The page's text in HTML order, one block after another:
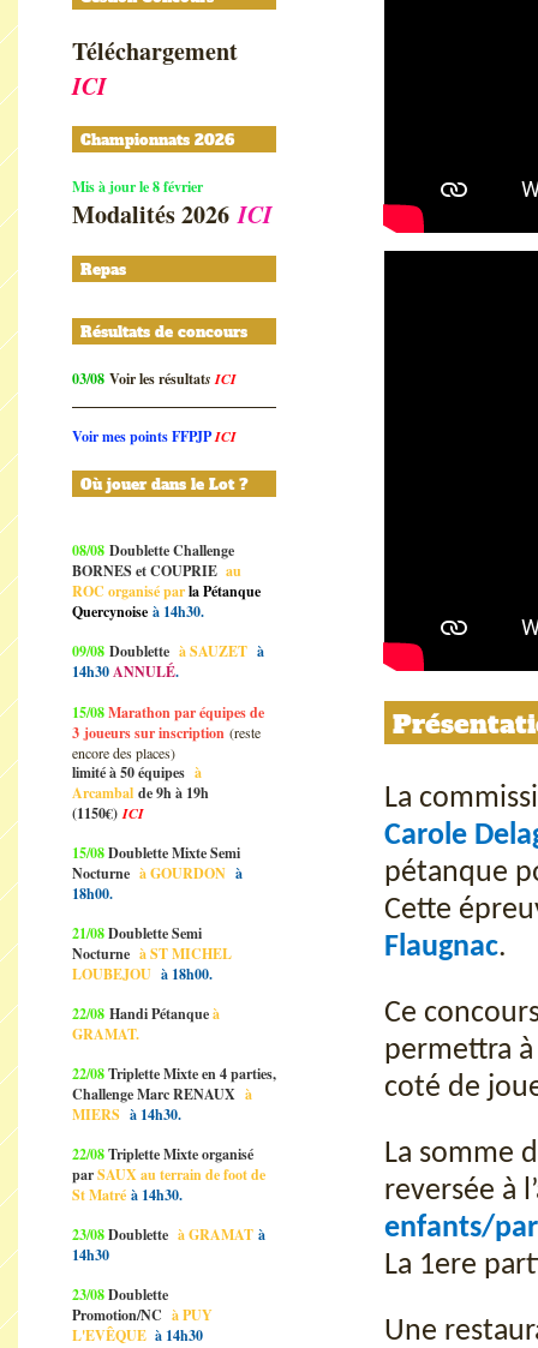
Téléchargement
ICI
Championnats 2026
Mis à jour le 8 février
Modalités 2026ICI
Repas
Résultats de concours
03/08 Voir les résultats ICI
Voir mes points FFPJPICI
Où jouer dans le Lot ?
08/08 Doublette Challenge
BORNES et COUPRIE au
ROC organisé parla Pétanque
Quercynoise à 14h30.
09/08 Doublette à SAUZET à
14h30ANNULÉ.
15/08Marathon par équipes de
3 joueurs sur inscription (reste
encore des places)
limité à 50 équipes à
Arcambal de 9h à 19h
(1150€)ICI
15/08Doublette Mixte Semi
Nocturne à GOURDON à
18h00.
21/08Doublette Semi
Nocturne à ST MICHEL
LOUBEJOU à 18h00.
22/08 Handi Pétanqueà
GRAMAT.
22/08Triplette Mixte en 4 parties,
Challenge Marc RENAUX à
MIERS à 14h30.
22/08Triplette Mixte organisé
parSAUX au terrain de foot de
St Matré à 14h30.
23/08Doublette à GRAMAT à
14h30
23/08Doublette
Promotion/NC à PUY
L'EVÊQUE à 14h30
La
Carole
pétanque
Cette
Flaugnac.
Ce
permettra
coté de
La somme
reversée à
enfants/
La 1ere
Une